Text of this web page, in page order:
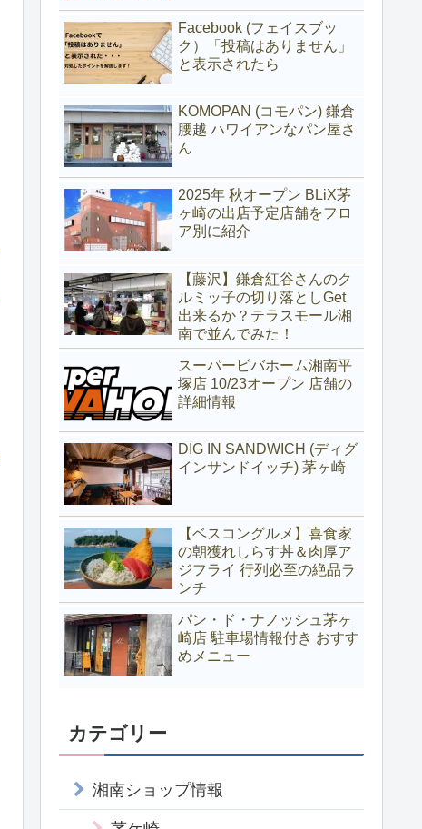
Facebook (フェイスブッ
ク）「投稿はありません」
と表示されたら
KOMOPAN (コモパン) 鎌倉
腰越 ハワイアンなパン屋さ
ん
2025年 秋オープン BLiX茅
ヶ崎の出店予定店舗をフロ
ア別に紹介
【藤沢】鎌倉紅谷さんのク
ルミッ子の切り落としGet
出来るか？テラスモール湘
南で並んでみた！
スーパービバホーム湘南平
塚店 10/23オープン 店舗の
詳細情報
DIG IN SANDWICH (ディグ
インサンドイッチ) 茅ヶ崎
【ベスコングルメ】喜食家
の朝獲れしらす丼＆肉厚ア
ジフライ 行列必至の絶品ラ
ンチ
パン・ド・ナノッシュ茅ヶ
崎店 駐車場情報付き おすす
めメニュー
カテゴリー
湘南ショップ情報